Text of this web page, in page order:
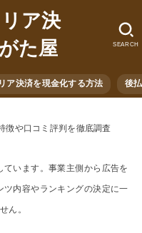
ア決
た屋
ア決済を現金化する方法 後
SEARCH
徴や口コミ評判を徹底調査
います。事業主側から広告を
内容やランキングの決定に一
ん。